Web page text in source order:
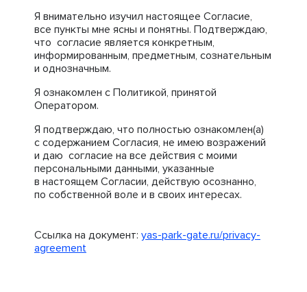
Я внимательно изучил настоящее Согласие,
все пункты мне ясны и понятны. Подтверждаю,
что согласие является конкретным,
информированным, предметным, сознательным
и однозначным.
Я ознакомлен с Политикой, принятой
Оператором.
Я подтверждаю, что полностью ознакомлен(а)
с содержанием Согласия, не имею возражений
и даю согласие на все действия с моими
персональными данными, указанные
в настоящем Согласии, действую осознанно,
по собственной воле и в своих интересах.
Ссылка на документ: yas-park-gate.ru/privacy-
agreement